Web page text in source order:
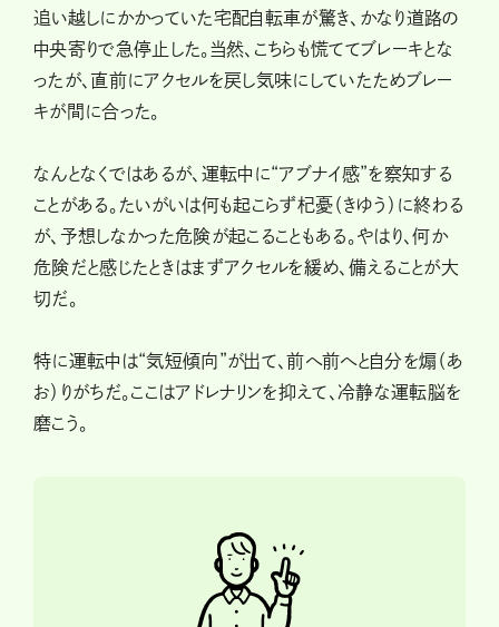
追い越しにかかっていた宅配自転車が驚き、かなり道路の
中央寄りで急停止した。当然、こちらも慌ててブレーキとな
ったが、直前にアクセルを戻し気味にしていたためブレー
キが間に合った。
なんとなくではあるが、運転中に“アブナイ感”を察知する
ことがある。たいがいは何も起こらず杞憂（きゆう）に終わる
が、予想しなかった危険が起こることもある。やはり、何か
危険だと感じたときはまずアクセルを緩め、備えることが大
切だ。
特に運転中は“気短傾向”が出て、前へ前へと自分を煽（あ
お）りがちだ。ここはアドレナリンを抑えて、冷静な運転脳を
磨こう。